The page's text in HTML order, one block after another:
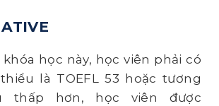
học này, học viên phải có
là TOEFL 53 hoặc tương
thấp hơn, học viên được